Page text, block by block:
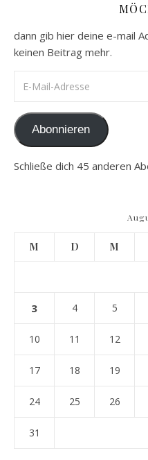
dann gib hier deine e-mail
keinen Beitrag mehr.
Abonnieren
Schließe dich 45 anderen
M D M
3 4 5
10 11 12
17 18 19
24 25 26
31